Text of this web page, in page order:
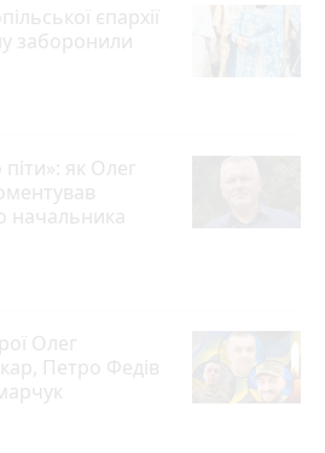
єпархії
заборонили
як Олег
начальника
Олег
Петро Федів